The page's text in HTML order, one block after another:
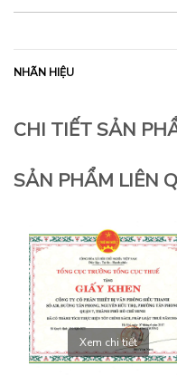
NHÃN HIỆU
CHI TIẾT SẢN
SẢN PHẨM LIÊN
Xem chi tiết